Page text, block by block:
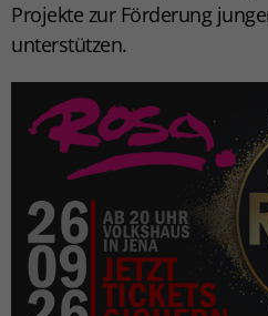
Projekte zur Förderung
unterstützen.